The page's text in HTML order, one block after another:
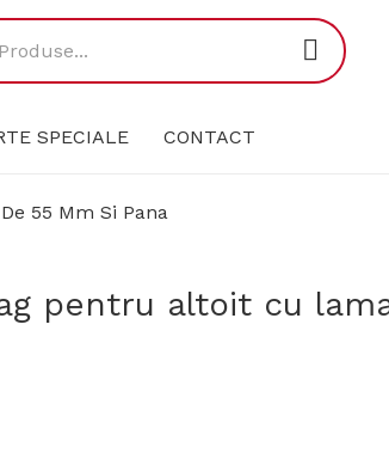
SPECIALE CONTACT
55 Mm Si Pana
pentru altoit cu